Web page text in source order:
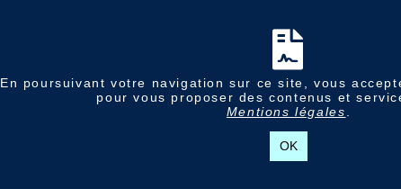
En poursuivant votre navigation sur ce site, vous
pour vous proposer des contenus et
Mentions légales
OK